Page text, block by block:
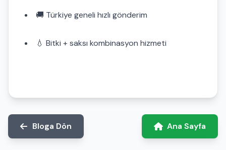
🚚 Türkiye geneli hızlı gönderim
💧 Bitki + saksı kombinasyon hizmeti
Bloga Dön Ana Sayfa